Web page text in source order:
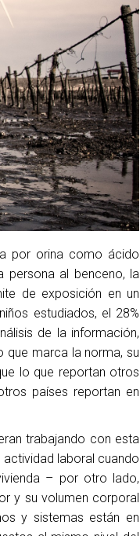
por orina como ácido
persona al benceno, la
de exposición en un
estudiados, el 28%
de la información,
que marca la norma, su
lo que reportan otros
países reportan en
trabajando con esta
actividad laboral cuando
– por otro lado,
y su volumen corporal
y sistemas están en